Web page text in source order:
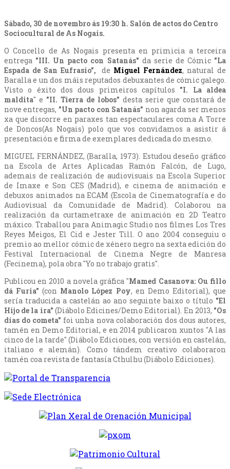
Sábado, 30 de novembro ás 19:30 h. Salón de actos do Centro
Sociocultural de As Nogais.
O Concello de As Nogais presenta en primicia a terceira
entrega "III. Un pacto con Satanás" da serie de Cómic "La
Espada de San Eufrasio",
de Miguel Fernández, natural de
Baralla e un dos máis reputados debuxantes de cómic galego.
Visto o éxito dos dous primeiros capítulos "I. La aldea
maldita" e "II. Tierra de lobos" desta serie que constará de
nove entregas, "Un pacto con Satanás" non agarda ser menos
xa que discorre en paraxes tan espectaculares coma A Torre
de Doncos(As Nogais) polo que vos convidamos a asistir á
presentación e firma de exemplares dedicada do mesmo.
MIGUEL FERNÁNDEZ, (Baralla, 1973). Estudou deseño gráfico
na Escola de Artes Aplicadas Ramón Falcón, de Lugo,
ademais de realización de audiovisuais na Escola Superior
de Imaxe e Son CES (Madrid), e cinema de animación e
debuxos animados na ECAM (Escola de Cinematografía e do
Audiovisual da Comunidade de Madrid). Colaborou na
realización da curtametraxe de animación en 2D Teatro
máxico. Traballou para Animagic Studio nos filmes Los Tres
Reyes Meigos, El Cid e Jester Till. O ano 2004 conseguiu o
premio ao mellor cómic de xénero negro na sexta edición do
Festival Internacional de Cinema Negre de Manresa
(Fecinema), pola obra "Yo no trabajo gratis".
Publicou en 2010 a novela gráfica "Mamed Casanova: Ou fillo
dá Furia" (con Manolo López Poy, en Demo Editorial), que
sería traducida a castelán ao ano seguinte baixo o título "El
Hijo de la ira" (Diábolo Edicines/Demo Editorial). En 2013, "Os
días do cometa" foi unha nova colaboración dos dous autores,
tamén en Demo Editorial, e en 2014 publicaron xuntos "A las
cinco de la tarde" (Diábolo Ediciones, con versión en castelán,
italiano e alemán). Como tándem creativo colaboraron
tamén coa revista de fantasía Cthulhu (Diábolo Ediciones).